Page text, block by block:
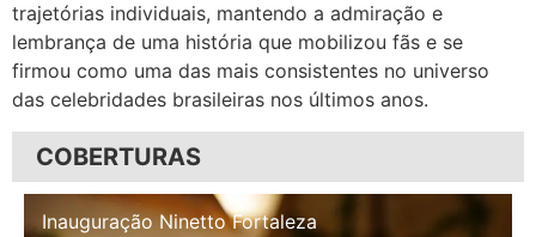
trajetórias individuais, mantendo a admiração e
lembrança de uma história que mobilizou fãs e se
firmou como uma das mais consistentes no universo
das celebridades brasileiras nos últimos anos.
COBERTURAS
Inauguração Illa Café